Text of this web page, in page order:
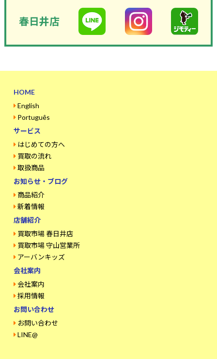
春日井店
HOME
English
Português
サービス
はじめての方へ
買取の流れ
取扱商品
お知らせ・ブログ
商品紹介
新着情報
店舗紹介
買取市場 春日井店
買取市場 守山営業所
アーバンキッズ
会社案内
会社案内
採用情報
お問い合わせ
お問い合わせ
LINE@